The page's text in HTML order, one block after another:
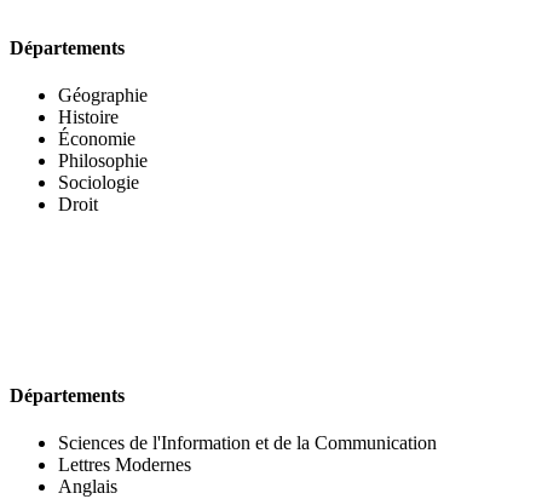
Départements
Géographie
Histoire
Économie
Philosophie
Sociologie
Droit
Départements
Sciences de l'Information et de la Communication
Lettres Modernes
Anglais